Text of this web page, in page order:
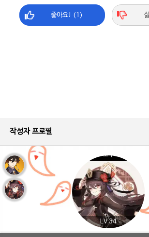
좋아요! (1)
작성자 프로필
LV.34